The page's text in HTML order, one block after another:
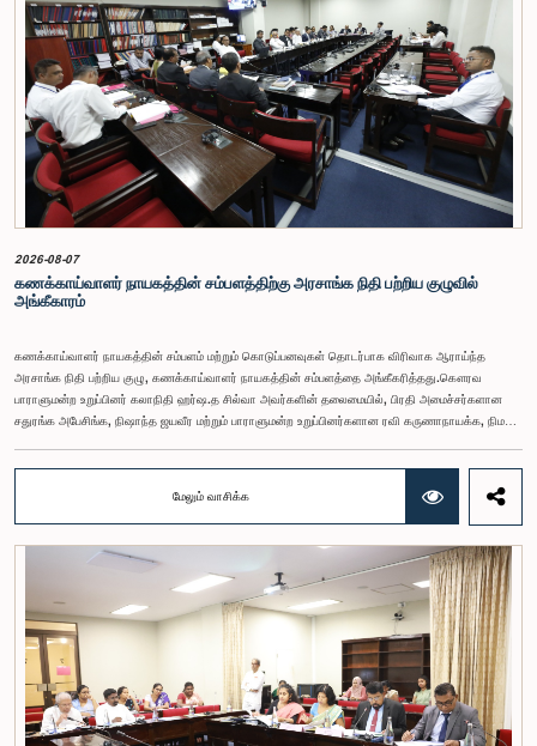
2026-08-07
கணக்காய்வாளர் நாயகத்தின் சம்பளத்திற்கு அரசாங்க நிதி பற்றிய குழுவில்
அங்கீகாரம்
கணக்காய்வாளர் நாயகத்தின் சம்பளம் மற்றும் கொடுப்பனவுகள் தொடர்பாக விரிவாக ஆராய்ந்த
அரசாங்க நிதி பற்றிய குழு, கணக்காய்வாளர் நாயகத்தின் சம்பளத்தை அங்கீகரித்தது.கௌரவ
பாராளுமன்ற உறுப்பினர் கலாநிதி ஹர்ஷ.த சில்வா அவர்களின் தலைமையில், பிரதி அமைச்சர்களான
சதுரங்க அபேசிங்க, நிஷாந்த ஜயவீர மற்றும் பாராளுமன்ற உறுப்பினர்களான ரவி கருணாநாயக்க, நிமல்
நிதி பற்றிய குழுக் கூட்டத்திலேயே இந்த அங்கீகாரம் வழங்கப்பட்டது.இலங்கை ஜனநாயக சோசலிசக்
குடியரசின் அரசியலமைப்பின் 153(2) ஆம் உறுப்புரையின் பிரகாரம், கணக்காய்வாளர் நாயகத்தின்
சம்பளம் தொடர்பான பிரேரணை குழுவின் கவனத்திற்கு கொண்டு வரப்பட்டது.இதன்போது,
கணக்காய்வாளர் நாயகத்தின் பொறுப்புகள், அரச நிதி மேற்பார்வை மற்றும் கணக்காய்வுத் துறையின்
சுயாதீனத் தன்மை உள்ளிட்ட விடயங்களை கருத்தில் கொண்டு, சம்பள மட்டம் தொடர்பாக குழுத்
தலைவர் உள்ளிட்ட உறுப்பினர்கள் தமது கருத்துகளையும் பரிந்துரைகளையும் முன்வைத்தனர்.மேலும்,
அரசியலமைப்பின் 170 ஆம் உறுப்புரையின் பிரகாரம், கணக்காய்வாளர் நாயகம் ஒரு அரசாங்க ஊழியர்
அல்ல என்பதையும், நடைமுறையில் உள்ள அரசாங்க சம்பள அளவுகோலுக்கு வெளியே இப்பதவிக்கான
சம்பளத்தை விசேடமாக பரிசீலிக்க முடியும் என்பதையும் குழு சுட்டிக்காட்டியது.முன்மொழியப்பட்ட சம்பளத்
தொகை, முன்னர் பதவி வகித்த கணக்காய்வாளர் நாயகங்களின் சம்பளங்களையும் கருத்தில் கொண்டு
நிர்ணயிக்கப்பட்டதாக அதிகாரிகள் தெரிவித்தனர். இதற்கு முன்னர், சம்பளங்கள் மற்றும் பணியாளர்
ஆணைக்குழுவே இத்தகைய சம்பளங்களை நிர்ணயித்து வந்த போதிலும், தற்போது அத்தகைய
மேலும் வாசிக்க